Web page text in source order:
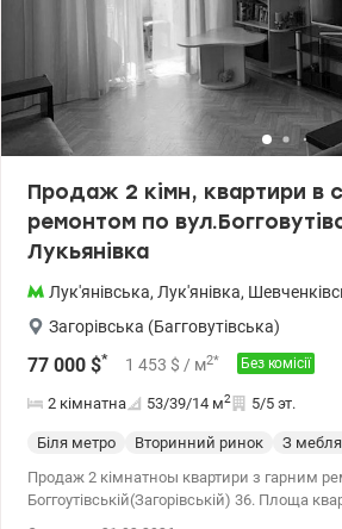
Продаж 2 кімн, квартири в
ремонтом по
Лукьянівка
Лук'янівська, Лук'янівка,
Загорівська (Багговутівська)
77 000 $* 1 453 $ / м2* Без комісії
2 кімнатна 53/39/14 м2 5/5 эт.
Біля метро Вторинний ринок З
Продаж 2 кімнатноы квартири з гарним
Боггоутівській(Загорівській) 36. Площа